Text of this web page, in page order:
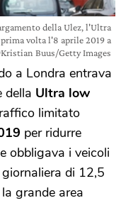
della Ulez, l'Ultra
volta l'8 aprile 2019 a
Buus/Getty Images
a Londra entrava
della Ultra low
limitato
per ridurre
obbligava i veicoli
di 12,5
grande area